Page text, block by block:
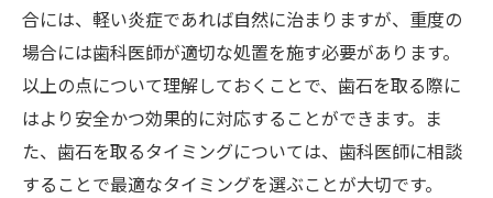
合には、軽い炎症であれば自然に治まりますが、重度の
場合には歯科医師が適切な処置を施す必要があります。
以上の点について理解しておくことで、歯石を取る際に
はより安全かつ効果的に対応することができます。ま
た、歯石を取るタイミングについては、歯科医師に相談
することで最適なタイミングを選ぶことが大切です。